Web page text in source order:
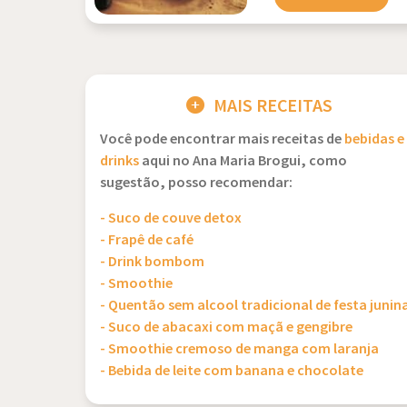
MAIS RECEITAS
Você pode encontrar mais receitas debebidas e
drinksaqui no Ana Maria Brogui, como
sugestão, posso recomendar:
- Suco de couve detox
- Frapê de café
- Drink bombom
- Smoothie
- Quentão sem alcool tradicional de festa
- Suco de abacaxi com maçã e gengibre
- Smoothie cremoso de manga com laranja
- Bebida de leite com banana e chocolate